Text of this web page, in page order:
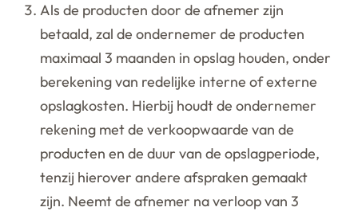
Als de producten door de afnemer zijn
betaald, zal de ondernemer de producten
maximaal 3 maanden in opslag houden, onder
berekening van redelijke interne of externe
opslagkosten. Hierbij houdt de ondernemer
rekening met de verkoopwaarde van de
producten en de duur van de opslagperiode,
tenzij hierover andere afspraken gemaakt
zijn. Neemt de afnemer na verloop van 3